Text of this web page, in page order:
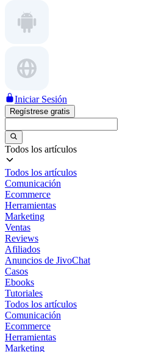
Iniciar Sesión
Regístrese gratis
Todos los artículos
Todos los artículos
Comunicación
Ecommerce
Herramientas
Marketing
Ventas
Reviews
Afiliados
Anuncios de JivoChat
Casos
Ebooks
Tutoriales
Todos los artículos
Comunicación
Ecommerce
Herramientas
Marketing